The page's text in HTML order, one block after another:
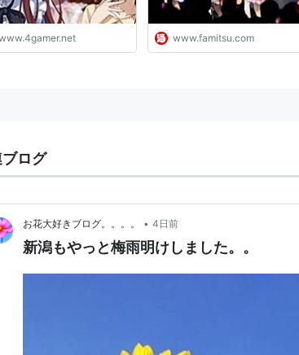
www.famitsu.com
ブログ
お花大好きブログ。。。。 • 4日前
新潟もやっと梅雨明けしました。。